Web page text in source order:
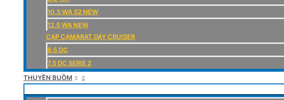
10.5 WA S2 NEW
12.5 WA NEW
CAP CAMARAT DAY CRUISER
6.5 DC
7.5 DC SERIE 2
THUYỀN BUỒM